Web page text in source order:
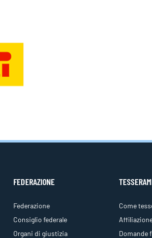
FEDERAZIONE
Federazione
Consiglio federale
Organi di giustizia
Come
Domande